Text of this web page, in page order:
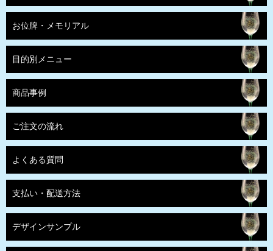
お位牌・メモリアル
目的別メニュー
商品事例
ご注文の流れ
よくある質問
支払い・配送方法
デザインサンプル